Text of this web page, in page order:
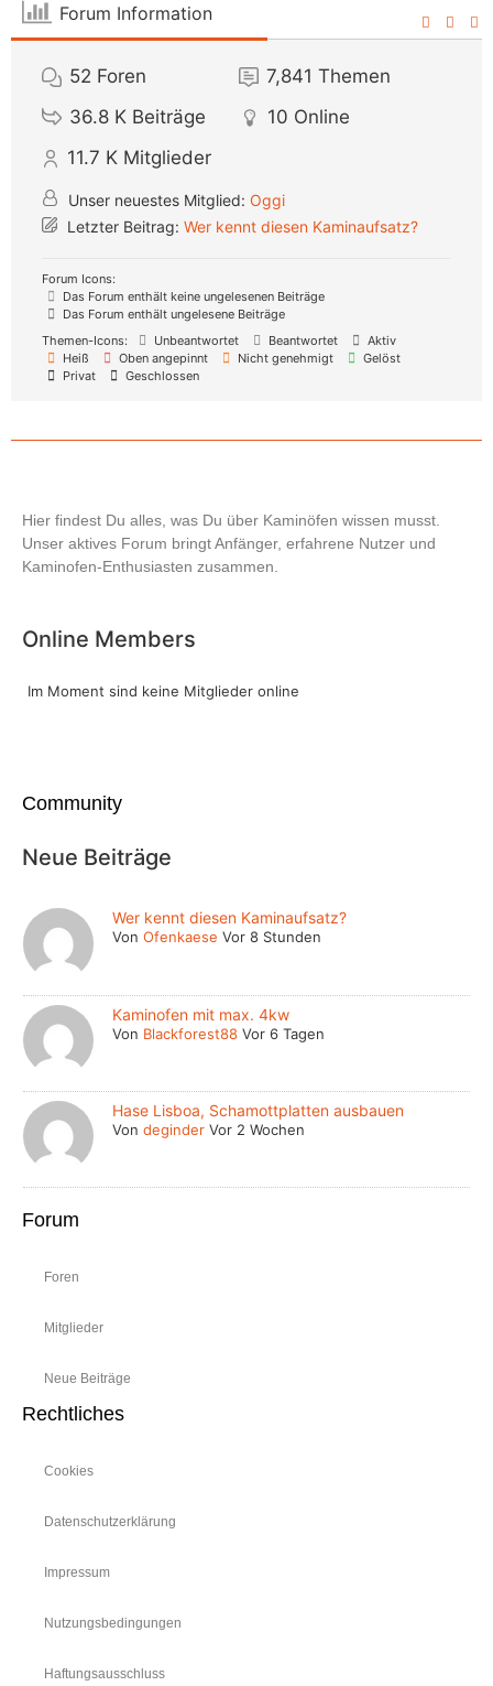
Forum Information
52 Foren 7,841 Themen
36.8 K Beiträge 10 Online
11.7 K Mitglieder
Unser neuestes Mitglied: Oggi
Letzter Beitrag: Wer kennt diesen Kaminaufsatz?
Forum Icons:
Das Forum enthält keine ungelesenen Beiträge
Das Forum enthält ungelesene Beiträge
Themen-Icons:
Unbeantwortet Beantwortet
Aktiv
Heiß
Oben angepinnt Nicht genehmigt
Gelöst
Privat
Geschlossen
Hier findest Du alles, was Du über Kaminöfen wissen musst.
Unser aktives Forum bringt Anfänger, erfahrene Nutzer und
Kaminofen-Enthusiasten zusammen.
Online Members
Im Moment sind keine Mitglieder online
Community
Neue Beiträge
Wer kennt diesen Kaminaufsatz?
VonOfenkaese Vor 8 Stunden
Kaminofen mit max. 4kw
Von Blackforest88 Vor 6 Tagen
Hase Lisboa, Schamottplatten ausbauen
Vondeginder Vor 2 Wochen
Forum
Foren
Mitglieder
Neue Beiträge
Rechtliches
Cookies
Datenschutzerklärung
Impressum
Nutzungsbedingungen
Haftungsausschluss